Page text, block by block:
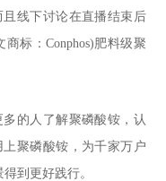
线下讨论在直播结束后
标：Conphos)肥料级聚
的人了解聚磷酸铵，认
聚磷酸铵，为千家万户
到更好践行。